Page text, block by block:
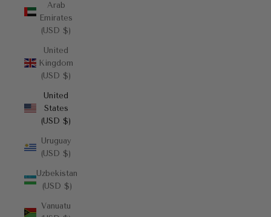
Arab
Emirates
(USD $)
United
Kingdom
(USD $)
United
States
(USD $)
Uruguay
(USD $)
Uzbekistan
(USD $)
Vanuatu